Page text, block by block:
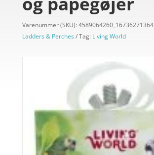
Varenummer (SKU):4589064260_16736271364
Ladders & Perches
Tag: Living World